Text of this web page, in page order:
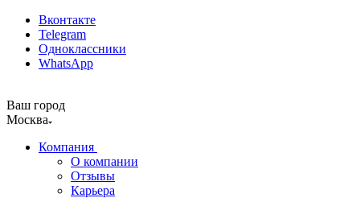
Вконтакте
Telegram
Одноклассники
WhatsApp
Ваш город
Москва
Компания
О компании
Отзывы
Карьера